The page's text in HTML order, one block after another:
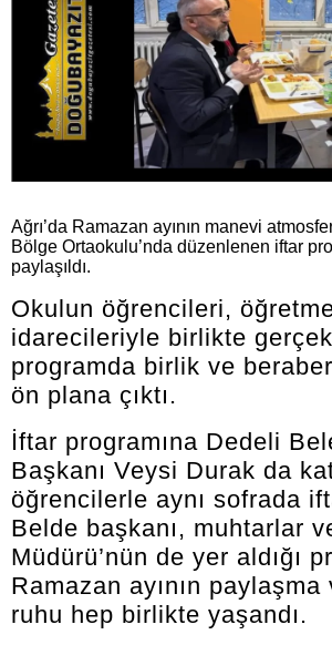
Ağrı’da Ramazan ayının manevi
Bölge Ortaokulu’nda düzenlenen iftar
paylaşıldı.
Okulun öğrencileri,
idarecileriyle birlikte
programda birlik ve
ön plana çıktı.
İftar programına Dedeli
Başkanı Veysi Durak da
öğrencilerle aynı sofrada
Belde başkanı, muhtarlar
Müdürü’nün de yer aldığı
Ramazan ayının
ruhu hep birlikte yaşandı.